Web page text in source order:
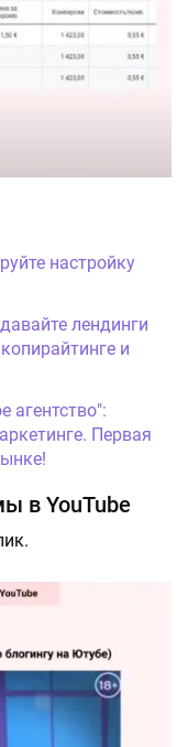
настройку
лендинги
и
агентство":
Первая
в YouTube